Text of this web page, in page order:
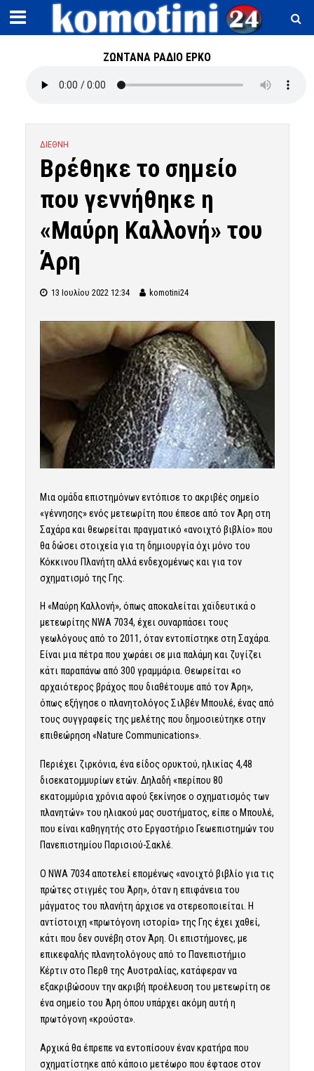
ΖΩΝΤΑΝΑ ΡΑΔΙΟ ΕΡΚΟ
ΔΙΕΘΝΗ
Βρέθηκε το σημείο
που γεννήθηκε η
«Μαύρη Καλλονή» του
Άρη
13 Ιουλίου 2022 12:34 komotini24
Μια ομάδα επιστημόνων εντόπισε το ακριβές σημείο
«γέννησης» ενός μετεωρίτη που έπεσε από τον Άρη στη
Σαχάρα και θεωρείται πραγματικό «ανοιχτό βιβλίο» που
θα δώσει στοιχεία για τη δημιουργία όχι μόνο του
Κόκκινου Πλανήτη αλλά ενδεχομένως και για τον
σχηματισμό της Γης.
Η «Μαύρη Καλλονή», όπως αποκαλείται χαϊδευτικά ο
μετεωρίτης NWA 7034, έχει συναρπάσει τους
γεωλόγους από το 2011, όταν εντοπίστηκε στη Σαχάρα.
Είναι μια πέτρα που χωράει σε μια παλάμη και ζυγίζει
κάτι παραπάνω από 300 γραμμάρια. Θεωρείται «ο
αρχαιότερος βράχος που διαθέτουμε από τον Άρη»,
όπως εξήγησε ο πλανητολόγος Σιλβέν Μπουλέ, ένας από
τους συγγραφείς της μελέτης που δημοσιεύτηκεστην
επιθεώρηση «Nature Communications».
Περιέχει ζιρκόνια, ένα είδος ορυκτού, ηλικίας 4,48
δισεκατομμυρίων ετών. Δηλαδή «περίπου 80
εκατομμύρια χρόνια αφού ξεκίνησε ο σχηματισμός των
πλανητών» του ηλιακού μας συστήματος, είπε ο Μπουλέ,
που είναι καθηγητής στο Εργαστήριο Γεωεπιστημών του
Πανεπιστημίου Παρισιού-Σακλέ.
Ο NWA 7034 αποτελεί επομένως «ανοιχτό βιβλίο για τις
πρώτες στιγμές του Άρη», όταν η επιφάνεια του
μάγματος του πλανήτη άρχισε να στερεοποιείται. Η
αντίστοιχη «πρωτόγονη ιστορία» της Γης έχει χαθεί,
κάτι που δεν συνέβη στον Άρη. Οι επιστήμονες, με
επικεφαλής πλανητολόγους από το Πανεπιστήμιο
Κέρτιν στο Περθ της Αυστραλίας, κατάφεραν να
εξακριβώσουν την ακριβή προέλευση του μετεωρίτη σε
ένα σημείο του Άρη όπου υπάρχει ακόμη αυτή η
πρωτόγονη «κρούστα».
Αρχικά θα έπρεπε να εντοπίσουν έναν κρατήρα που
σχηματίστηκε από κάποιο μετέωρο που έφτασε στον